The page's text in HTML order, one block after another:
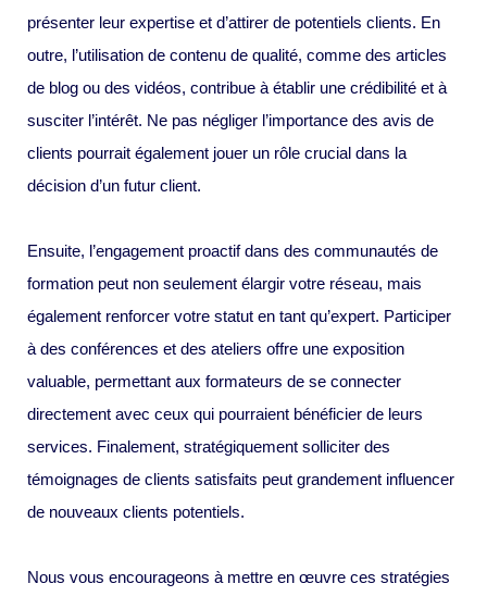
présenter leur expertise et d’attirer de potentiels clients. En
outre, l’utilisation de contenu de qualité, comme des articles
de blog ou des vidéos, contribue à établir une crédibilité et à
susciter l’intérêt. Ne pas négliger l’importance des avis de
clients pourrait également jouer un rôle crucial dans la
décision d’un futur client.
Ensuite, l’engagement proactif dans des communautés de
formation peut non seulement élargir votre réseau, mais
également renforcer votre statut en tant qu’expert. Participer
à des conférences et des ateliers offre une exposition
valuable, permettant aux formateurs de se connecter
directement avec ceux qui pourraient bénéficier de leurs
services. Finalement, stratégiquement solliciter des
témoignages de clients satisfaits peut grandement influencer
de nouveaux clients potentiels.
Nous vous encourageons à mettre en œuvre ces stratégies